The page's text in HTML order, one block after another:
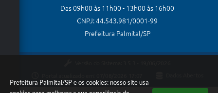
Prefeitura Palmital/SP e os cookies: nosso site usa
Das 09h00 às 11h00 - 13h00 às 16h00
CNPJ: 44.543.981/0001-99
Prefeitura Palmital/SP